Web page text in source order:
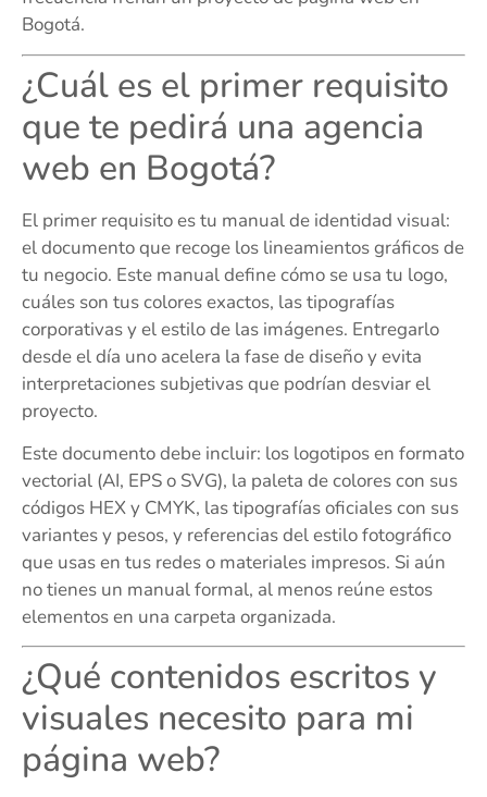
Bogotá.
¿Cuál es el primer requisito
que te pedirá una agencia
web en Bogotá?
El primer requisito es tu manual de identidad visual:
el documento que recoge los lineamientos gráficos de
tu negocio. Este manual define cómo se usa tu logo,
cuáles son tus colores exactos, las tipografías
corporativas y el estilo de las imágenes. Entregarlo
desde el día uno acelera la fase de diseño y evita
interpretaciones subjetivas que podrían desviar el
proyecto.
Este documento debe incluir: los logotipos en formato
vectorial (AI, EPS o SVG), la paleta de colores con sus
códigos HEX y CMYK, las tipografías oficiales con sus
variantes y pesos, y referencias del estilo fotográfico
que usas en tus redes o materiales impresos. Si aún
no tienes un manual formal, al menos reúne estos
elementos en una carpeta organizada.
¿Qué contenidos escritos y
visuales necesito para mi
página web?